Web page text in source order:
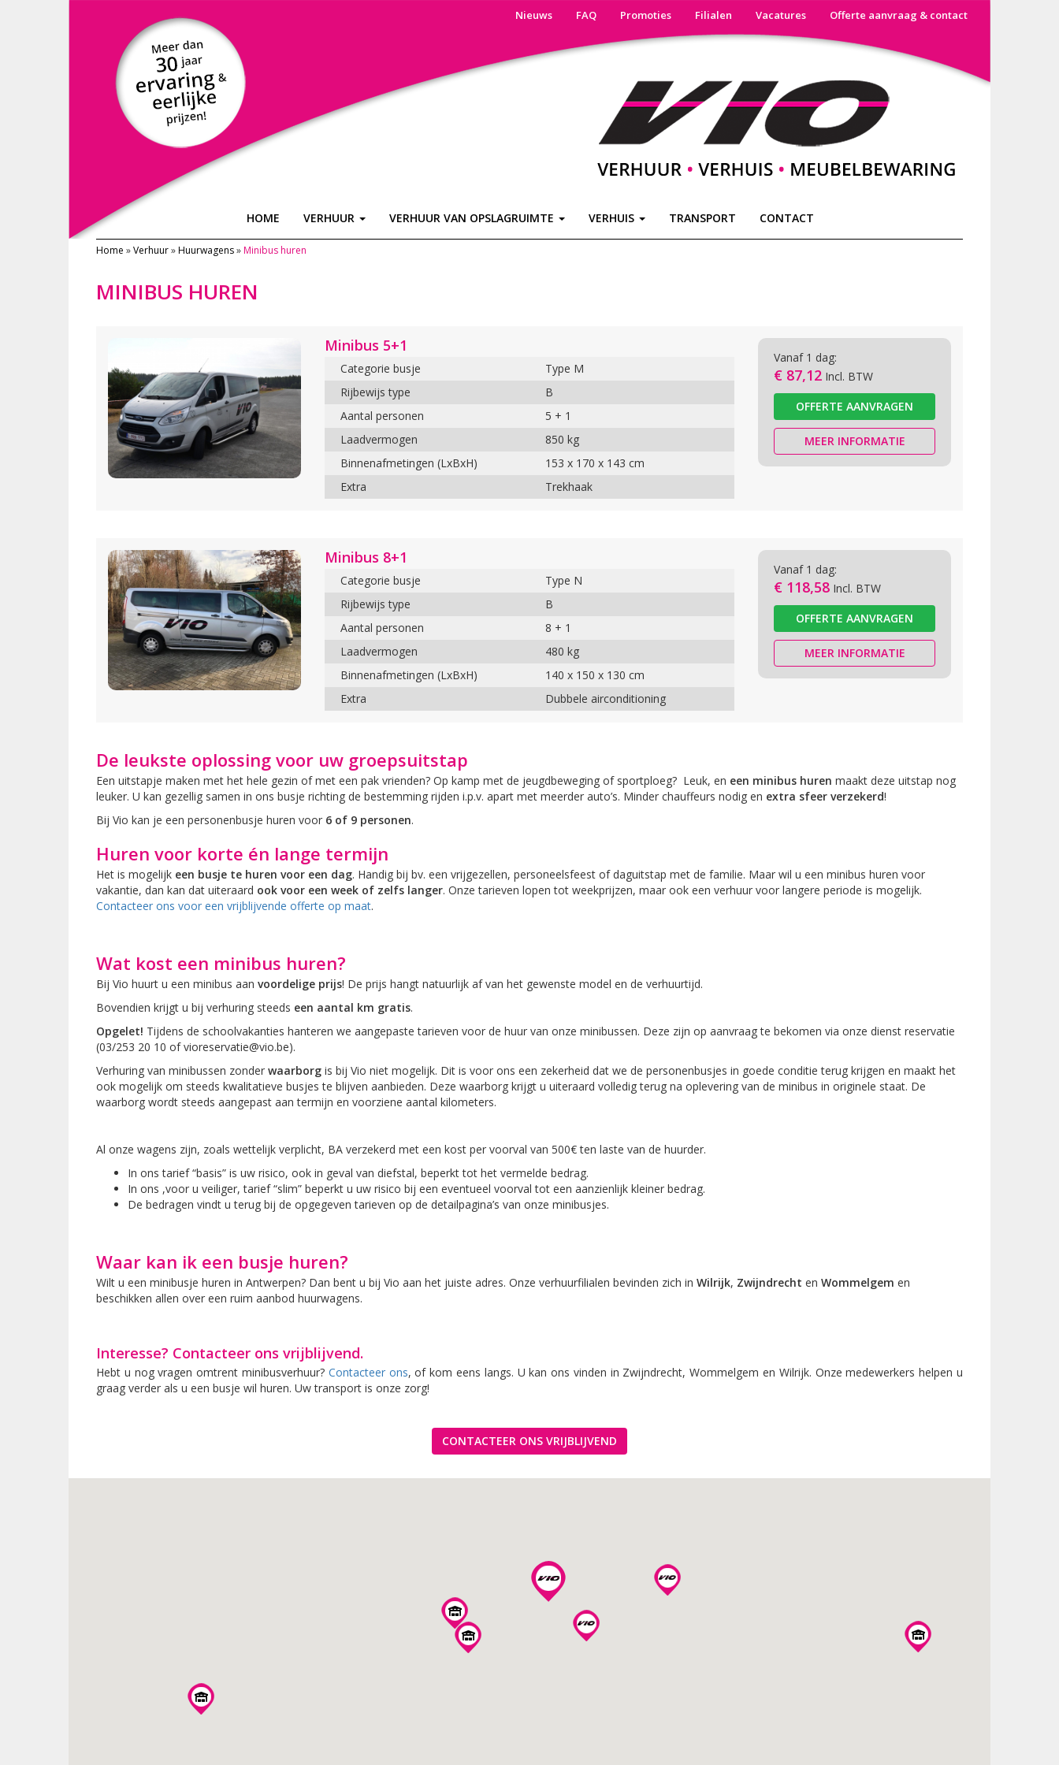
Nieuws FAQ Promoties Filialen Vacatures Offerte aanvraag & contact
HOME VERHUUR VERHUUR VAN OPSLAGRUIMTE VERHUIS TRANSPORT CONTACT
Home »Verhuur»Huurwagens»Minibus huren
MINIBUS HUREN
Minibus 5+1
Categorie busje
Type M
Rijbewijs type
B
Aantal personen
5 + 1
Laadvermogen
850 kg
Binnenafmetingen (LxBxH)
153 x 170 x 143 cm
Extra
Trekhaak
Vanaf 1 dag:
€ 87,12 Incl. BTW
OFFERTE AANVRAGEN
MEER INFORMATIE
Minibus 8+1
Categorie busje
Type N
Rijbewijs type
B
Aantal personen
8 + 1
Laadvermogen
480 kg
Binnenafmetingen (LxBxH)
140 x 150 x 130 cm
Extra
Dubbele airconditioning
Vanaf 1 dag:
€ 118,58 Incl. BTW
OFFERTE AANVRAGEN
MEER INFORMATIE
De leukste oplossing voor uw groepsuitstap
Een uitstapje maken met het hele gezin of met een pak vrienden? Op kamp met de jeugdbeweging of sportploeg? Leuk, en een minibus huren maakt deze uitstap nog
leuker. U kan gezellig samen in ons busje richting de bestemming rijden i.p.v. apart met meerder auto’s. Minder chauffeurs nodig en extra sfeer verzekerd!
Bij Vio kan je een personenbusje huren voor 6 of 9 personen.
Huren voor korte én lange termijn
Het is mogelijk een busje te huren voor een dag. Handig bij bv. een vrijgezellen, personeelsfeest of daguitstap met de familie. Maar wil u een minibus huren voor
vakantie, dan kan dat uiteraard ook voor een week of zelfs langer. Onze tarieven lopen tot weekprijzen, maar ook een verhuur voor langere periode is mogelijk.
Contacteer ons voor een vrijblijvende offerte op maat.
Wat kost een minibus huren?
Bij Vio huurt u een minibus aan voordelige prijs! De prijs hangt natuurlijk af van het gewenste model en de verhuurtijd.
Bovendien krijgt u bij verhuring steeds een aantal km gratis.
Opgelet! Tijdens de schoolvakanties hanteren we aangepaste tarieven voor de huur van onze minibussen. Deze zijn op aanvraag te bekomen via onze dienst reservatie
(03/253 20 10 of vioreservatie@vio.be).
Verhuring van minibussen zonder waarborg is bij Vio niet mogelijk. Dit is voor ons een zekerheid dat we de personenbusjes in goede conditie terug krijgen en maakt het
ook mogelijk om steeds kwalitatieve busjes te blijven aanbieden. Deze waarborg krijgt u uiteraard volledig terug na oplevering van de minibus in originele staat. De
waarborg wordt steeds aangepast aan termijn en voorziene aantal kilometers.
Al onze wagens zijn, zoals wettelijk verplicht, BA verzekerd met een kost per voorval van 500€ ten laste van de huurder.
In ons tarief “basis” is uw risico, ook in geval van diefstal, beperkt tot het vermelde bedrag.
In ons ,voor u veiliger, tarief “slim” beperkt u uw risico bij een eventueel voorval tot een aanzienlijk kleiner bedrag.
De bedragen vindt u terug bij de opgegeven tarieven op de detailpagina’s van onze minibusjes.
Waar kan ik een busje huren?
Wilt u een minibusje huren in Antwerpen? Dan bent u bij Vio aan het juiste adres. Onze verhuurfilialen bevinden zich in Wilrijk, Zwijndrecht en Wommelgem en
beschikken allen over een ruim aanbod huurwagens.
Interesse? Contacteer ons vrijblijvend.
Hebt u nog vragen omtrent minibusverhuur? Contacteer ons, of kom eens langs. U kan ons vinden in Zwijndrecht, Wommelgem en Wilrijk. Onze medewerkers helpen u
graag verder als u een busje wil huren. Uw transport is onze zorg!
CONTACTEER ONS VRIJBLIJVEND